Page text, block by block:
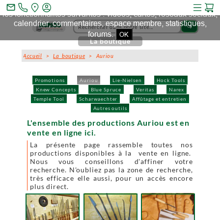
search
Promotions Auriou Lie-Nielsen
Hock Tools
Knew Concepts
Blue Spruce Veritas
Narex
Temple Tool
Scharwaechter
Affûtage et entretien
Autres outils
La boutique
Accueil >La boutique > Auriou
L'ensemble des productions Auriou est en
vente en ligne ici.
La présente page rassemble toutes nos
productions disponibles à la vente en ligne.
Nous vous conseillons d'affiner votre
recherche. N'oubliez pas la zone de recherche,
très efficace elle aussi, pour un accès encore
plus direct.
mail_outline
Ce site et des sites tiers qu'il utilise collectent des cookies pour
les fonctionnalités suivantes : vidéos, cartes, réseaux sociaux,
calendrier, commentaires, espace membre, statistiques,
forums. OK